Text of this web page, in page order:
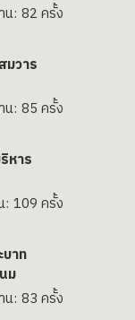
น: 82 ครั้ง
วาร
น: 85 ครั้ง
หาร
: 109 ครั้ง
าท
ม
น: 83 ครั้ง